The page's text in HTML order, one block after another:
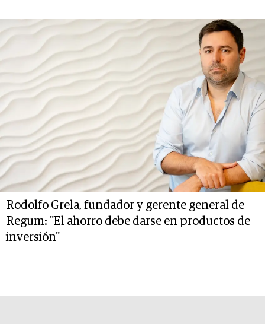
Rodolfo Grela, fundador y gerente general de
Regum: "El ahorro debe darse en productos de
inversión"